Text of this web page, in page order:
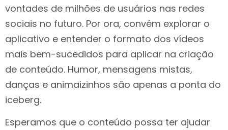
vontades de milhões de usuários nas redes
sociais no futuro. Por ora, convém explorar o
aplicativo e entender o formato dos vídeos
mais bem-sucedidos para aplicar na criação
de conteúdo. Humor, mensagens mistas,
danças e animaizinhos são apenas a ponta do
iceberg.
Esperamos que o conteúdo possa ter ajudar